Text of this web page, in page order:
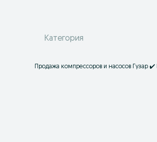
Категория
Продажа компрессоров и насосов Гузар